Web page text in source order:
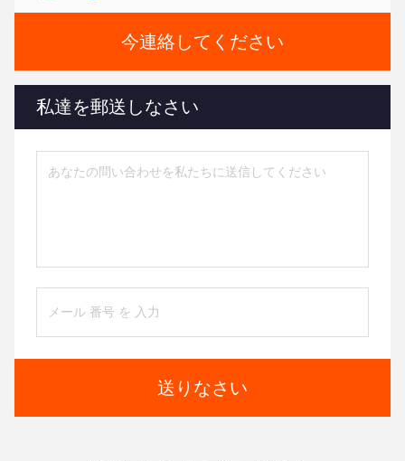
今連絡してください
私達を郵送しなさい
送りなさい